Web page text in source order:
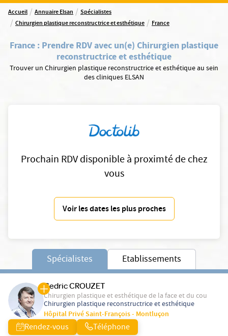
Accueil / Annuaire Elsan / Spécialistes
/ Chirurgien plastique reconstructrice et esthétique / France
France : Prendre RDV avec un(e) Chirurgien plastique
reconstructrice et esthétique
Trouver un Chirurgien plastique reconstructrice et esthétique au sein
des cliniques ELSAN
Prochain RDV disponible à proximté de chez
vous
Voir les dates les plus proches
Spécialistes Etablissements
Cedric CROUZET
Chirurgien plastique et esthétique de la face et du cou
Chirurgien plastique reconstructrice et esthétique
Hôpital Privé Saint-François - Montluçon
Rendez-vous Téléphone